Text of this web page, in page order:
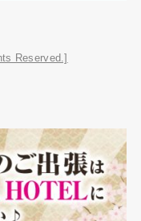
Reserved.]